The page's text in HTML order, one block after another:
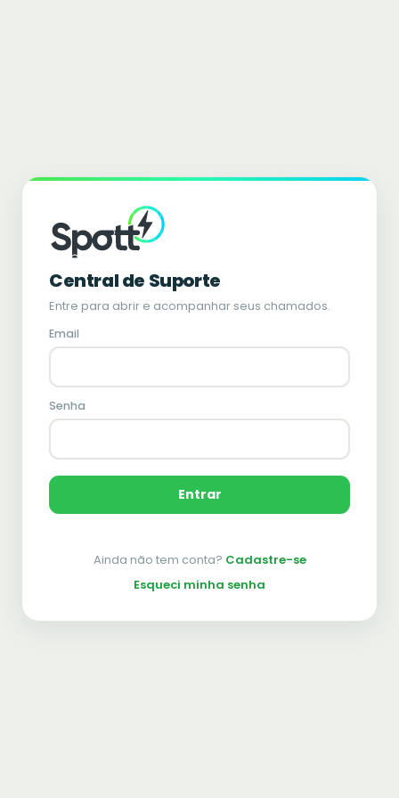
Central de Suporte
Entre para abrir e acompanhar seus chamados.
Email
Senha
Entrar
Ainda não tem conta? Cadastre-se
Esqueci minha senha